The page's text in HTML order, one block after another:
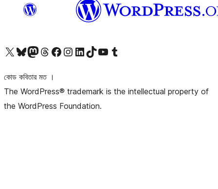
আমাদের X (আগের টুইটার) অ্যাকাউন্টে যানআমাদের Bluesky অ্যাকাউন্টটি দেখুনআমাদের মাস্টোডন অ্যাকাউন্টটি দেখুনআমাদের থ্রেডস অ্যাকাউন্টটি দেখুনআমাদের ফেসবুক পেজ দেখুনআমাদের ইন্সটাগ্রাম অ্যাকাউন্ট দেখুনআমাদের লিঙ্কডইন অ্যাকাউন্টে যানআমাদের TikTok অ্যাকাউন্টটি দেখুনআমাদের ইউটিউব চ্যানেলে যান আমাদের টাম্বলার অ্যাকাউন্ট দেখুন
কোড কবিতার মত ।
The WordPress® trademark is the intellectual property of
the WordPress Foundation.